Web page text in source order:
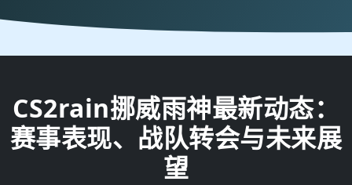
CS2rain挪威雨神最新动态：
赛事表现、战队转会与未来展
望